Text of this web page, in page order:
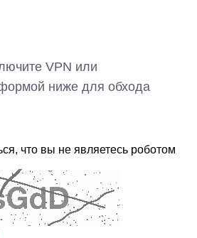
VPN или
ниже для обхода
что вы не являетесь роботом